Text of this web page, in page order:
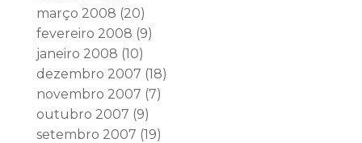
março 2008 (20)
fevereiro 2008 (9)
janeiro 2008 (10)
dezembro 2007 (18)
novembro 2007 (7)
outubro 2007 (9)
setembro 2007 (19)